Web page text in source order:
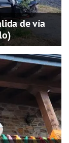
de vía